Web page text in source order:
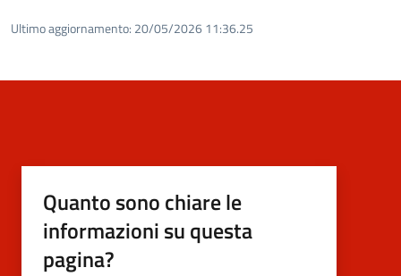
Ultimo aggiornamento: 20/05/2026 11:36.25
Quanto sono chiare le
informazioni su questa
pagina?